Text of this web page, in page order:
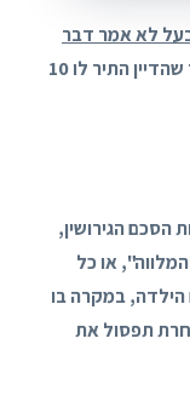
לא אמר דבר
בעניין זה, ואילו הבעל הבין שמדובר בנדר שהדיין התיר לו 10
הסכם הגירושין,
או כל
במקרה בו
תפסול את